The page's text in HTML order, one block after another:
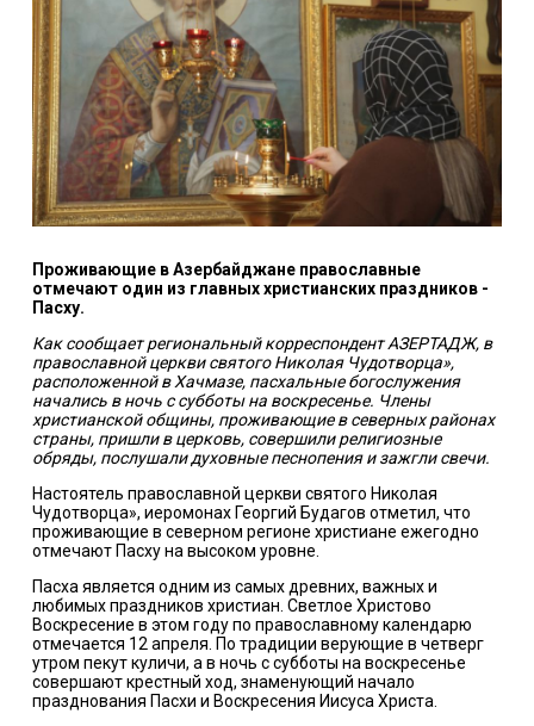
Проживающие в Азербайджане православные
отмечают один из главных христианских праздников -
Пасху.
Как сообщает региональный корреспондент АЗЕРТАДЖ, в
православной церкви святого Николая Чудотворца»,
расположенной в Хачмазе, пасхальные богослужения
начались в ночь с субботы на воскресенье. Члены
христианской общины, проживающие в северных районах
страны, пришли в церковь, совершили религиозные
обряды, послушали духовные песнопения и зажгли свечи.
Настоятель православной церкви святого Николая
Чудотворца», иеромонах Георгий Будагов отметил, что
проживающие в северном регионе христиане ежегодно
отмечают Пасху на высоком уровне.
Пасха является одним из самых древних, важных и
любимых праздников христиан. Светлое Христово
Воскресение в этом году по православному календарю
отмечается 12 апреля. По традиции верующие в четверг
утром пекут куличи, а в ночь с субботы на воскресенье
совершают крестный ход, знаменующий начало
празднования Пасхи и Воскресения Иисуса Христа.